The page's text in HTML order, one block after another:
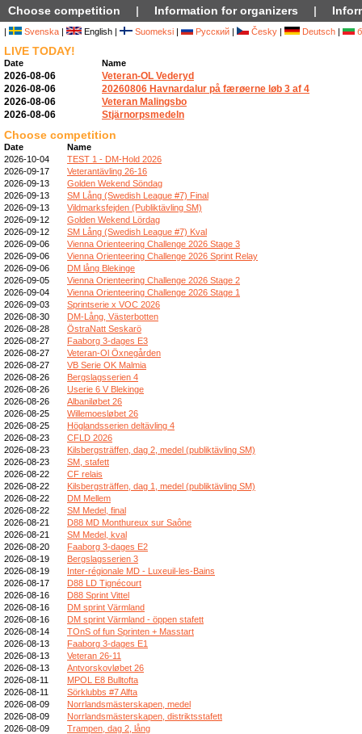
Choose competition | Information for organizers |
| Svenska | English | Suomeksi | Русский | Česky | Deutsch |
LIVE TODAY!
Date Name
2026-08-06
Veteran-OL Vederyd
2026-08-06
20260806 Havnardalur på færøerne løb 3 af 4
2026-08-06
Veteran Malingsbo
2026-08-06
Stjärnorpsmedeln
Choose competition
Date
Name
2026-10-04
TEST 1 - DM-Hold 2026
2026-09-17
Veterantävling 26-16
2026-09-13
Golden Wekend Söndag
2026-09-13
SM Lång (Swedish League #7) Final
2026-09-13
Vildmarksfejden (Publiktävling SM)
2026-09-12
Golden Wekend Lördag
2026-09-12
SM Lång (Swedish League #7) Kval
2026-09-06
Vienna Orienteering Challenge 2026 Stage 3
2026-09-06
Vienna Orienteering Challenge 2026 Sprint Relay
2026-09-06
DM lång Blekinge
2026-09-05
Vienna Orienteering Challenge 2026 Stage 2
2026-09-04
Vienna Orienteering Challenge 2026 Stage 1
2026-09-03
Sprintserie x VOC 2026
2026-08-30
DM-Lång, Västerbotten
2026-08-28
ÖstraNatt Seskarö
2026-08-27
Faaborg 3-dages E3
2026-08-27
Veteran-Ol Öxnegården
2026-08-27
VB Serie OK Malmia
2026-08-26
Bergslagsserien 4
2026-08-26
Userie 6 V Blekinge
2026-08-26
Albaniløbet 26
2026-08-25
Willemoesløbet 26
2026-08-25
Höglandsserien deltävling 4
2026-08-23
CFLD 2026
2026-08-23
Kilsbergsträffen, dag 2, medel (publiktävling SM)
2026-08-23
SM, stafett
2026-08-22
CF relais
2026-08-22
Kilsbergsträffen, dag 1, medel (publiktävling SM)
2026-08-22
DM Mellem
2026-08-22
SM Medel, final
2026-08-21
D88 MD Monthureux sur Saône
2026-08-21
SM Medel, kval
2026-08-20
Faaborg 3-dages E2
2026-08-19
Bergslagsserien 3
2026-08-19
Inter-régionale MD - Luxeuil-les-Bains
2026-08-17
D88 LD Tignécourt
2026-08-16
D88 Sprint Vittel
2026-08-16
DM sprint Värmland
2026-08-16
DM sprint Värmland - öppen stafett
2026-08-14
TOnS of fun Sprinten + Masstart
2026-08-13
Faaborg 3-dages E1
2026-08-13
Veteran 26-11
2026-08-13
Antvorskovløbet 26
2026-08-11
MPOL E8 Bulltofta
2026-08-11
Sörklubbs #7 Alfta
2026-08-09
Norrlandsmästerskapen, medel
2026-08-09
Norrlandsmästerskapen, distriktsstafett
2026-08-09
Trampen, dag 2, lång